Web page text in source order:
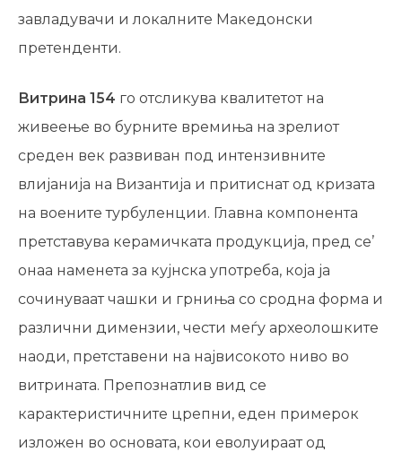
завладувачи и локалните Македонски
претенденти.
Витрина 154 го отсликува квалитетот на
живеење во бурните времиња на зрелиот
среден век развиван под интензивните
влијанија на Византија и притиснат од кризата
на воените турбуленции. Главна компонента
претставува керамичката продукција, пред се’
онаа наменета за кујнска употреба, која ја
сочинуваат чашки и грниња со сродна форма и
различни димензии, чести меѓу археолошките
наоди, претставени на највисокото ниво во
витрината. Препознатлив вид се
карактеристичните црепни, еден примерок
изложен во основата, кои еволуираат од